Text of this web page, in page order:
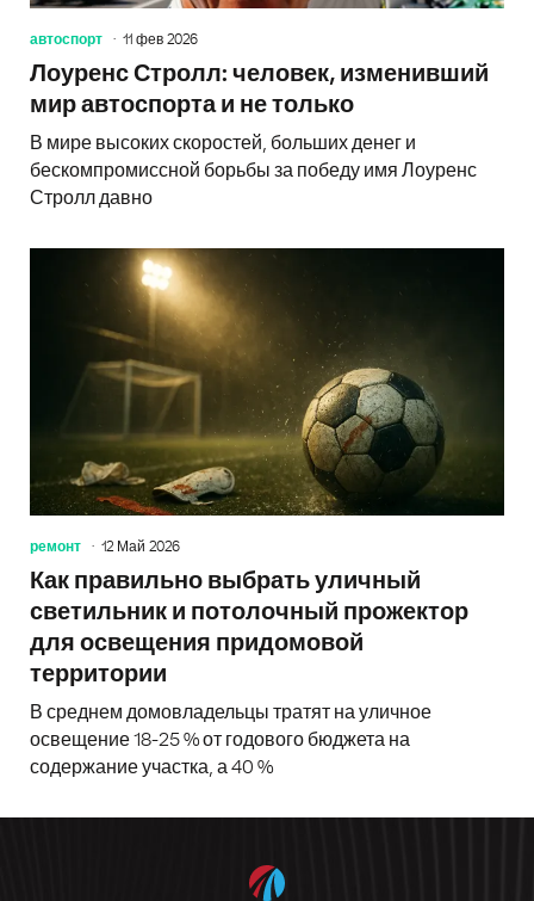
автоспорт 11 фев 2026
Лоуренс Стролл: человек, изменивший
мир автоспорта и не только
В мире высоких скоростей, больших денег и
бескомпромиссной борьбы за победу имя Лоуренс
Стролл давно
ремонт 12 Май 2026
Как правильно выбрать уличный
светильник и потолочный прожектор
для освещения придомовой
территории
В среднем домовладельцы тратят на уличное
освещение 18-25 % от годового бюджета на
содержание участка, а 40 %